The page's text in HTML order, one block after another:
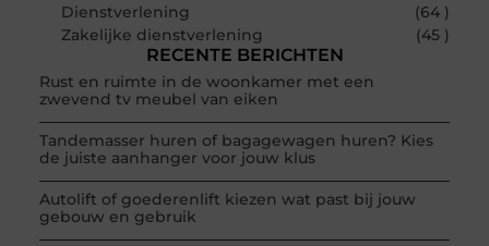
Dienstverlening
(64 )
Zakelijke dienstverlening
(45 )
RECENTE BERICHTEN
Rust en ruimte in de woonkamer met een
zwevend tv meubel van eiken
Tandemasser huren of bagagewagen huren? Kies
de juiste aanhanger voor jouw klus
Autolift of goederenlift kiezen wat past bij jouw
gebouw en gebruik